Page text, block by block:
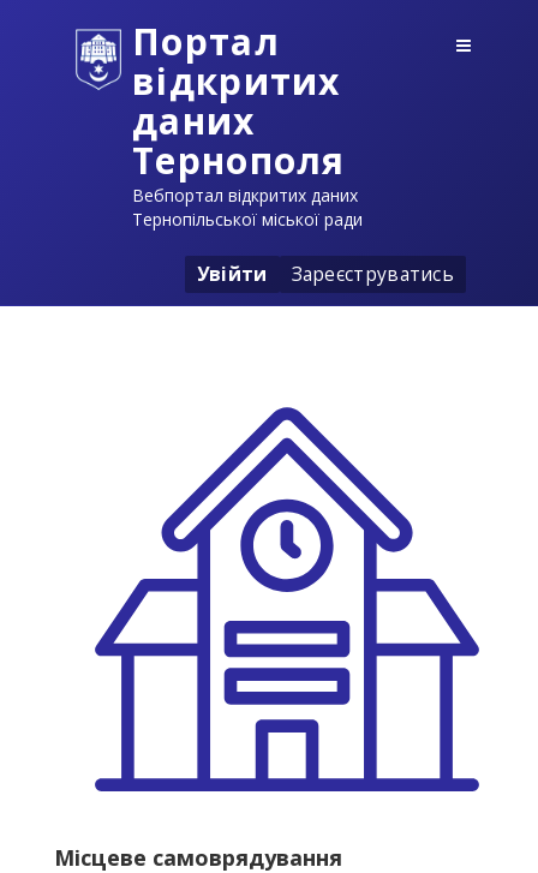
Портал
відкритих
даних
Тернополя
Вебпортал відкритих даних
Тернопільської міської ради
Увійти Зареєструватись
Місцеве самоврядування